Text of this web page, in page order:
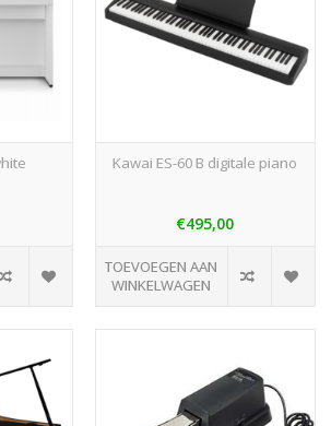
Kawai ES-60 B digitale piano
€495,00
TOEVOEGEN AAN
WINKELWAGEN